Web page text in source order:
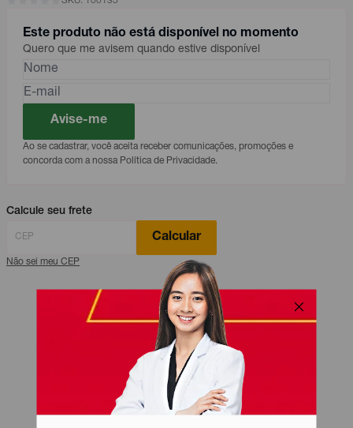
Este produto não está disponível no momento
Quero que me avisem quando estive disponível
Avise-me
Ao se cadastrar, você aceita receber comunicações, promoções e
concorda com a nossa Política de Privacidade.
Calcule seu frete
Calcular
Não sei meu CEP